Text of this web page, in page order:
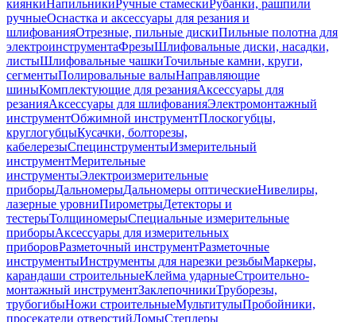
киянкиНапильникиРучные стамескиРубанки, рашпили
ручныеОснастка и аксессуары для резания и
шлифованияОтрезные, пильные дискиПильные полотна для
электроинструментаФрезыШлифовальные диски, насадки,
листыШлифовальные чашкиТочильные камни, круги,
сегментыПолировальные валыНаправляющие
шиныКомплектующие для резанияАксессуары для
резанияАксессуары для шлифованияЭлектромонтажный
инструментОбжимной инструментПлоскогубцы,
круглогубцыКусачки, болторезы,
кабелерезыСпецинструментыИзмерительный
инструментМерительные
инструментыЭлектроизмерительные
приборыДальномерыДальномеры оптическиеНивелиры,
лазерные уровниПирометрыДетекторы и
тестерыТолщиномерыСпециальные измерительные
приборыАксессуары для измерительных
приборовРазметочный инструментРазметочные
инструментыИнструменты для нарезки резьбыМаркеры,
карандаши строительныеКлейма ударныеСтроительно-
монтажный инструментЗаклепочникиТруборезы,
трубогибыНожи строительныеМультитулыПробойники,
просекатели отверстийЛомыСтеплеры